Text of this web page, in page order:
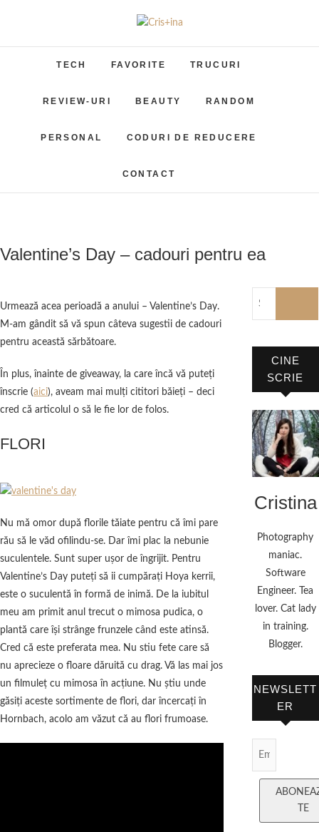
Cris+ina
TECH FAVORITE TRUCURI
REVIEW-URI BEAUTY RANDOM
PERSONAL CODURI DE REDUCERE
CONTACT
Valentine’s Day – cadouri pentru ea
Urmează acea perioadă a anului – Valentine’s Day.
M-am gândit să vă spun câteva sugestii de cadouri
pentru această sărbătoare.
În plus, înainte de giveaway, la care încă vă puteţi
înscrie (aici), aveam mai mulţi cititori băieţi – deci
cred că articolul o să le fie lor de folos.
FLORI
Nu mă omor după florile tăiate pentru că îmi pare
rău să le văd ofilindu-se. Dar îmi plac la nebunie
suculentele. Sunt super uşor de îngrijit. Pentru
Valentine’s Day puteţi să ii cumpăraţi Hoya kerrii,
este o suculentă în formă de inimă. De la iubitul
meu am primit anul trecut o mimosa pudica, o
plantă care îşi strânge frunzele când este atinsă.
Cred că este preferata mea. Nu stiu fete care să
nu aprecieze o floare dăruită cu drag. Vă las mai jos
un filmuleţ cu mimosa în acţiune. Nu ştiu unde
găsiţi aceste sortimente de flori, dar încercaţi în
Hornbach, acolo am văzut că au flori frumoase.
CINE
SCRIE
Cristina
Photography
maniac.
Software
Engineer. Tea
lover. Cat lady
in training.
Blogger.
NEWSLETT
ER
TE